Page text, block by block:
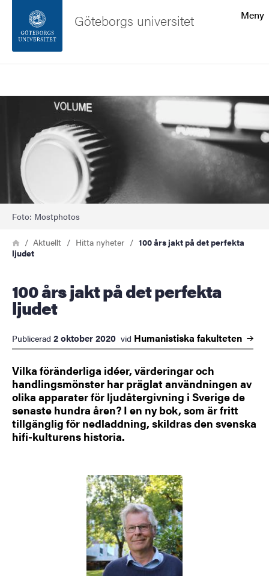
Sidfoten
Om webbplatsen
Meny
Göteborgs universitet
Bild
Foto: Mostphotos
Länkstig
HemAktuellt Hitta nyheter
100 års jakt på det perfekta
ljudet
100 års jakt på det perfekta
ljudet
Publicerad 2 oktober 2020 vid Humanistiska fakulteten
Vilka föränderliga idéer, värderingar och
handlingsmönster har präglat användningen av
olika apparater för ljudåtergivning i Sverige de
senaste hundra åren? I en ny bok, som är fritt
tillgänglig för nedladdning, skildras den svenska
hifi-kulturens historia.
Bild